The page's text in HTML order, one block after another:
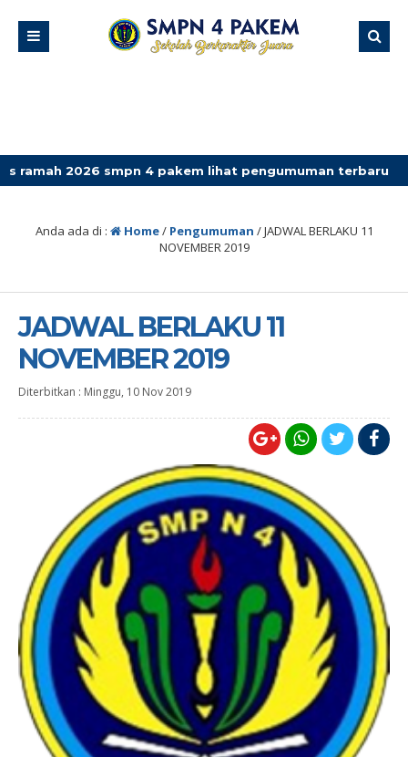
smpn 4 pakem lihat pengumuman terbaru
Anda ada di : Home/ Pengumuman /JADWAL BERLAKU 11
NOVEMBER 2019
JADWAL BERLAKU 11
NOVEMBER 2019
Diterbitkan : Minggu, 10 Nov 2019